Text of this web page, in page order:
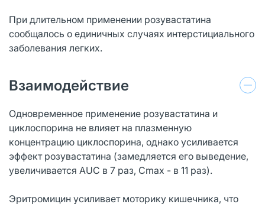
При длительном применении розувастатина
сообщалось о единичных случаях интерстициального
заболевания легких.
Взаимодействие
Одновременное применение розувастатина и
циклоспорина не влияет на плазменную
концентрацию циклоспорина, однако усиливается
эффект розувастатина (замедляется его выведение,
увеличивается AUC в 7 раз, Сmах - в 11 раз).
Эритромицин усиливает моторику кишечника, что